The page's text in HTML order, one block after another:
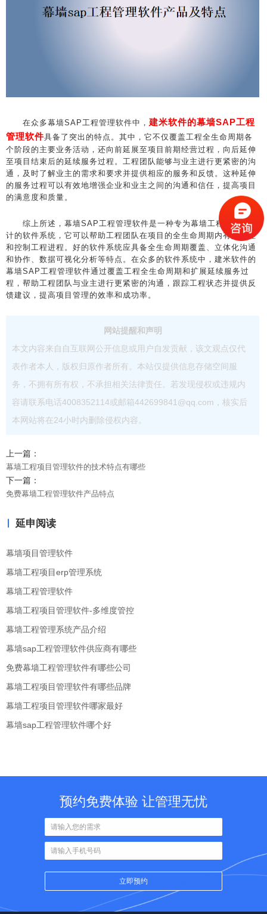
在众多幕墙SAP工程管理软件中， 建米软件的幕墙SAP工程
管理软件具备了突出的特点。其中，它不仅覆盖工程全生命周期各
个阶段的主要业务活动，还向前延展至项目前期经营过程，向后延伸
至项目结束后的延续服务过程。工程团队能够与业主进行更紧密的沟
通，及时了解业主的需求和要求并提供相应的服务和反馈。这种延伸
的服务过程可以有效地增强企业和业主之间的沟通和信任，提高项目
的满意度和质量。
综上所述，幕墙SAP工程管理软件是一种专为幕墙工程管理而设
计的软件系统，它可以帮助工程团队在项目的全生命周期内有效管理
和控制工程进程。好的软件系统应具备全生命周期覆盖、立体化沟通
和协作、数据可视化分析等特点。在众多的软件系统中，建米软件的
幕墙SAP工程管理软件通过覆盖工程全生命周期和扩展延续服务过
程，帮助工程团队与业主进行更紧密的沟通，跟踪工程状态并提供反
馈建议，提高项目管理的效率和成功率。
网站提醒和声明
本文内容来自自互联网公开信息或用户自发贡献，该文观点仅代
表作者本人，版权归原作者所有。本站仅提供信息存储空间服
务，不拥有所有权，不承担相关法律责任。若发现侵权或违规内
容请联系电话4008352114或邮箱442699841@qq.com，核实后
本网站将在24小时内删除侵权内容。
上一篇：
幕墙工程项目管理软件的技术特点有哪些
下一篇：
免费幕墙工程管理软件产品特点
延申阅读
幕墙项目管理软件
幕墙工程项目erp管理系统
幕墙工程管理软件
幕墙工程项目管理软件-多维度管控
幕墙工程管理系统产品介绍
幕墙sap工程管理软件供应商有哪些
免费幕墙工程管理软件有哪些公司
幕墙工程项目管理软件有哪些品牌
幕墙工程项目管理软件哪家最好
幕墙sap工程管理软件哪个好
预约免费体验 让管理无忧